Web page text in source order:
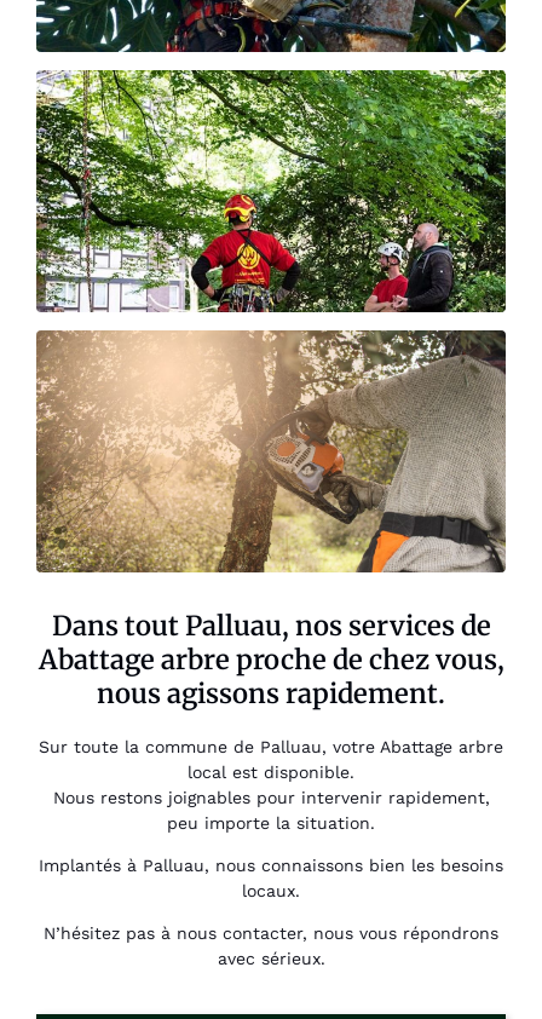
Dans tout Palluau, nos services de
Abattage arbre proche de chez vous,
nous agissons rapidement.
Sur toute la commune de Palluau, votre Abattage arbre
local est disponible.
Nous restons joignables pour intervenir rapidement,
peu importe la situation.
Implantés à Palluau, nous connaissons bien les besoins
locaux.
N’hésitez pas à nous contacter, nous vous répondrons
avec sérieux.